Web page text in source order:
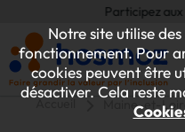
Notre site utilise
fonctionnement. Pour
cookies peuvent être
désactiver. Cela reste
Participez aux
Accueil Maine-et-Loire